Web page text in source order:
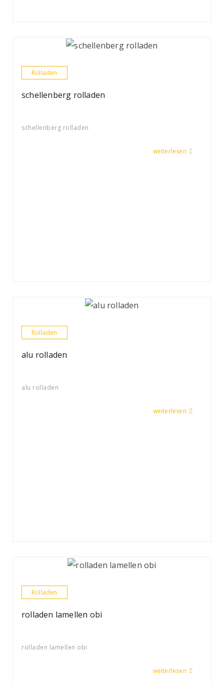
Rolladen
schellenberg rolladen
schellenberg rolladen
weiterlesen
Rolladen
alu rolladen
alu rolladen
weiterlesen
Rolladen
rolladen lamellen obi
rolladen lamellen obi
weiterlesen